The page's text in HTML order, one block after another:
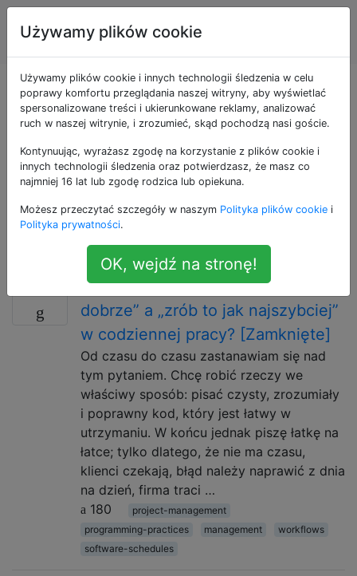
Inżynieria
oprogramowania
Pytania otagowane
jako workflows
Przepływ pracy składa się z sekwencji połączonych
paradygmat przepływu, w którym każdy krok
następuje bez precedensu lub przerwy i kończy się tuż
przed rozpoczęciem kolejnego kroku.
Jak balansujesz między „zrób to
dobrze” a „zrób to jak najszybciej”
w codziennej pracy? [Zamknięte]
Od czasu do czasu zastanawiam się nad
tym pytaniem. Chcę robić rzeczy we
właściwy sposób: pisać czysty, zrozumiały
i poprawny kod, który jest łatwy w
utrzymaniu. W końcu jednak piszę łatkę na
łatce; tylko dlatego, że nie ma czasu,
klienci czekają, błąd należy naprawić z dnia
na dzień, firma traci …
180
project-management
programming-practices
management
workflows
software-schedules
Używamy plików cookie
Używamy plików cookie i innych technologii śledzenia w celu
poprawy komfortu przeglądania naszej witryny, aby wyświetlać
spersonalizowane treści i ukierunkowane reklamy, analizować
ruch w naszej witrynie, i zrozumieć, skąd pochodzą nasi goście.
Kontynuując, wyrażasz zgodę na korzystanie z plików cookie i
innych technologii śledzenia oraz potwierdzasz, że masz co
najmniej 16 lat lub zgodę rodzica lub opiekuna.
Możesz przeczytać szczegóły w naszym Polityka plików cookie i
Polityka prywatności.
OK, wejdź na stronę!